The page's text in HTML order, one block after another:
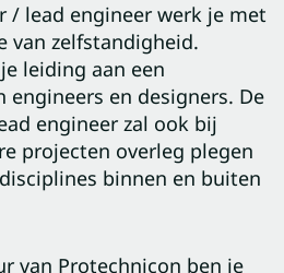
/ lead engineer werk je met
van zelfstandigheid.
leiding aan een
engineers en designers. De
engineer zal ook bij
projecten overleg plegen
binnen en buiten
van Protechnicon ben je